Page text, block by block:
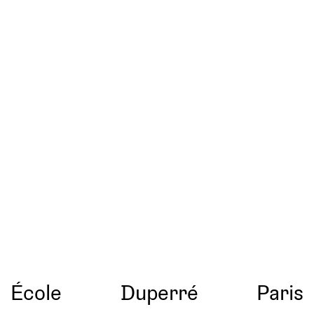
École Duperré Paris